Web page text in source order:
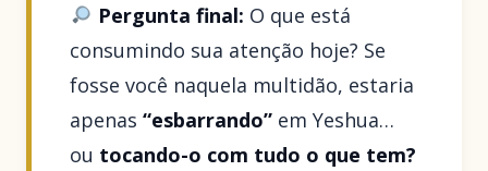
Pergunta final: O que está
consumindo sua atenção hoje? Se
fosse você naquela multidão, estaria
apenas“esbarrando” em Yeshua…
ou tocando-o com tudo o que tem?